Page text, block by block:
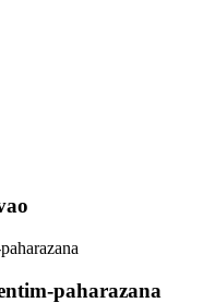
paharazana